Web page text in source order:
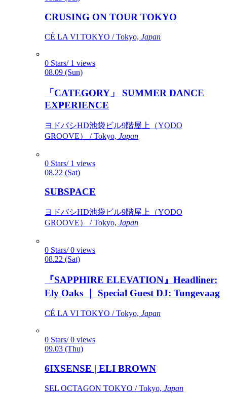
CRUSING ON TOUR TOKYO
CÉ LA VI TOKYO / Tokyo, Japan
0 Stars/ 1 views
08.09 (Sun)
「CATEGORY」 SUMMER DANCE
EXPERIENCE
ヨドバシHD池袋ビル9階屋上（YODO
GROOVE） / Tokyo, Japan
0 Stars/ 1 views
08.22 (Sat)
SUBSPACE
ヨドバシHD池袋ビル9階屋上（YODO
GROOVE） / Tokyo, Japan
0 Stars/ 0 views
08.22 (Sat)
『SAPPHIRE ELEVATION』Headliner:
Ely Oaks ｜ Special Guest DJ: Tungevaag
CÉ LA VI TOKYO / Tokyo, Japan
0 Stars/ 0 views
09.03 (Thu)
6IXSENSE | ELI BROWN
SEL OCTAGON TOKYO / Tokyo, Japan